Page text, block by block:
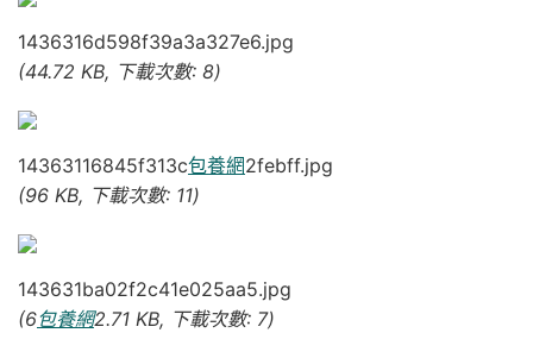
1436316d598f39a3a327e6.jpg
(44.72 KB, 下載次數: 8)
14363116845f313c包養網2febff.jpg
(96 KB, 下載次數: 11)
143631ba02f2c41e025aa5.jpg
(6包養網2.71 KB, 下載次數: 7)